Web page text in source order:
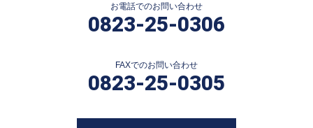
お電話でのお問い合わせ
0823-25-0306
FAXでのお問い合わせ
0823-25-0305